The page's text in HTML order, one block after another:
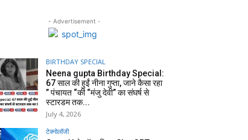
- Advertisement -
BIRTHDAY SPECIAL
Neena gupta Birthday Special:
67 साल की हुईं नीना गुप्ता, जाने कैसा रहा
” पंचायत “की “मंजु देवी” का संघर्ष से
स्टारडम तक...
July 4, 2026
टेक्नोलॉजी